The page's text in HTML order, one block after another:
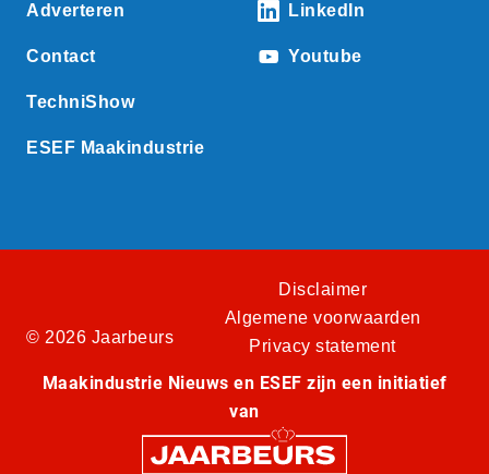
Adverteren
Contact
TechniShow
ESEF Maakindustrie
LinkedIn
Youtube
© 2026 Jaarbeurs
Disclaimer
Algemene voorwaarden
Privacy statement
Maakindustrie Nieuws en ESEF zijn een initiatief
van